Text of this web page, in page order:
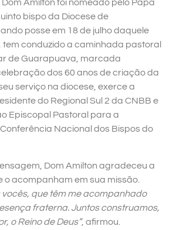
Dom Amilton foi nomeado pelo Papa
bispo da Diocese de
posse em 18 de julho daquele
tem conduzido a caminhada pastoral
de Guarapuava, marcada
dos 60 anos de criação da
serviço na diocese, exerce a
do Regional Sul 2 da CNBB e
Episcopal Pastoral para a
Nacional dos Bispos do
Dom Amilton agradeceu a
o acompanham em sua missão.
vocês, que têm me acompanhado
fraterna. Juntos construamos,
o Reino de Deus”, afirmou.